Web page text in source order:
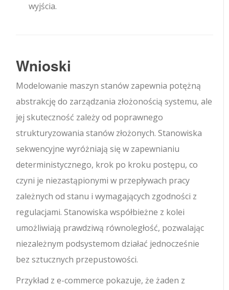
wyjścia.
Wnioski
Modelowanie maszyn stanów zapewnia potężną
abstrakcję do zarządzania złożonością systemu, ale
jej skuteczność zależy od poprawnego
strukturyzowania stanów złożonych. Stanowiska
sekwencyjne wyróżniają się w zapewnianiu
deterministycznego, krok po kroku postępu, co
czyni je niezastąpionymi w przepływach pracy
zależnych od stanu i wymagających zgodności z
regulacjami. Stanowiska współbieżne z kolei
umożliwiają prawdziwą równoległość, pozwalając
niezależnym podsystemom działać jednocześnie
bez sztucznych przepustowości.
Przykład z e-commerce pokazuje, że żaden z